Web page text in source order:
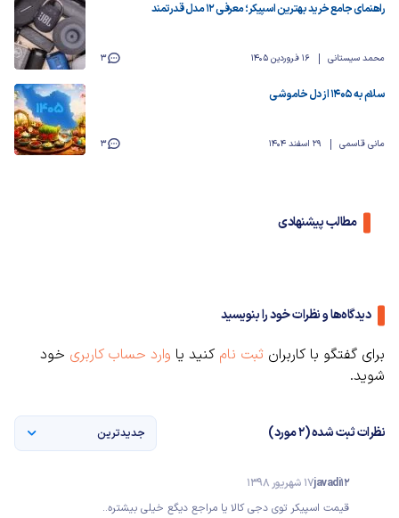
راهنمای جامع خرید بهترین اسپیکر؛ معرفی ۱۲ مدل قدرتمند
محمد سیستانی 16 فروردین 1405 3
سلام به ۱۴۰۵ از دل خاموشی
مانی قاسمی 29 اسفند 1404 3
مطالب پیشنهادی
دیدگاه‌ها و نظرات خود را بنویسید
برای گفتگو با کاربران ثبت نام کنید یا وارد حساب کاربری خود
شوید.
نظرات ثبت شده (2 مورد) جدیدترین
javadi۱۲17 شهریور 1398
قیمت اسپیکر توی دجی کالا یا مراجع دیگع خیلی بیشتره..